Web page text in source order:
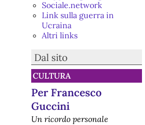
Sociale.network
Link sulla guerra in
Ucraina
Altri links
Dal sito
CULTURA
Per Francesco
Guccini
Un ricordo personale